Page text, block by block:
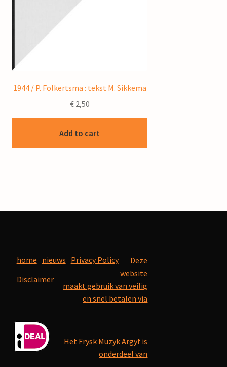
1944 / P. Folkertsma : tekst M. Sikkema
€2,50
Add to cart
home nieuws Privacy Policy
Disclaimer
Deze
website
maakt gebruik van veilig
en snel betalen via
Het Frysk Muzyk Argyf is
onderdeel van